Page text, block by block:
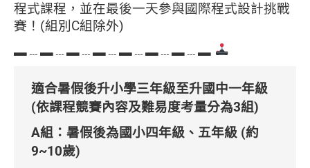
程式課程，並在最後一天參與國際程式設計挑戰
賽！(組別C組除外)
▂﹍▂﹍▂﹍▂﹍▂﹍▂﹍▂﹍▂
適合暑假後升小學三年級至升國中一年級
(依課程競賽內容及難易度考量分為3組)
A組：暑假後為國小四年級、五年級 (約
9~10歲)